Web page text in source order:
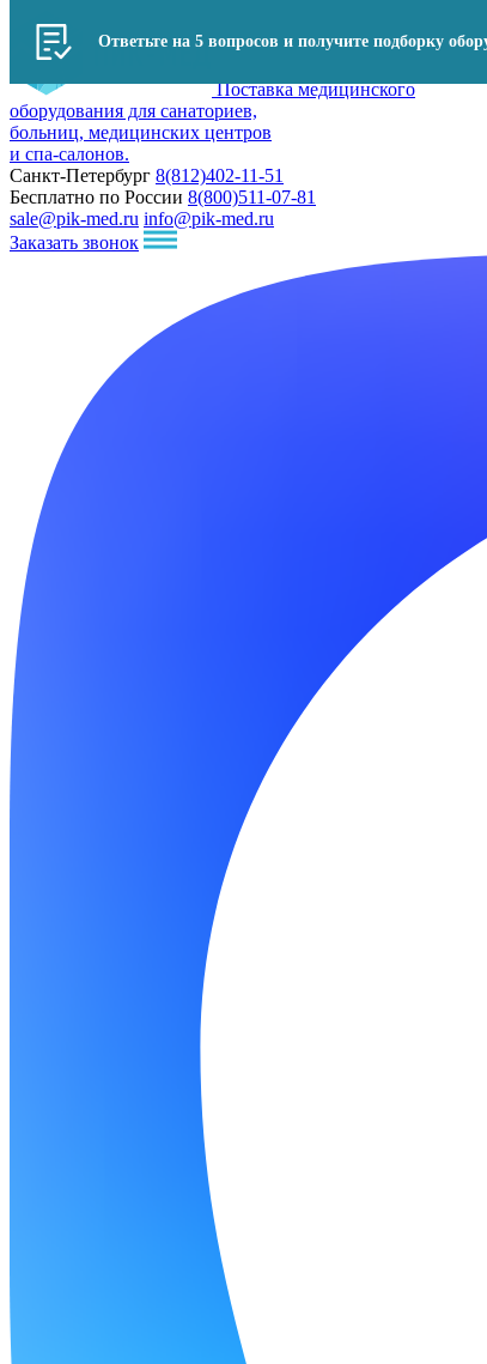
Поставка медицинского
оборудования для санаториев,
больниц, медицинских центров
и спа-салонов.
Санкт-Петербург 8(812)402-11-51
Бесплатно по России 8(800)511-07-81
sale@pik-med.ru info@pik-med.ru
Заказать звонок
Ответьте на 5 вопросов и получите подборку